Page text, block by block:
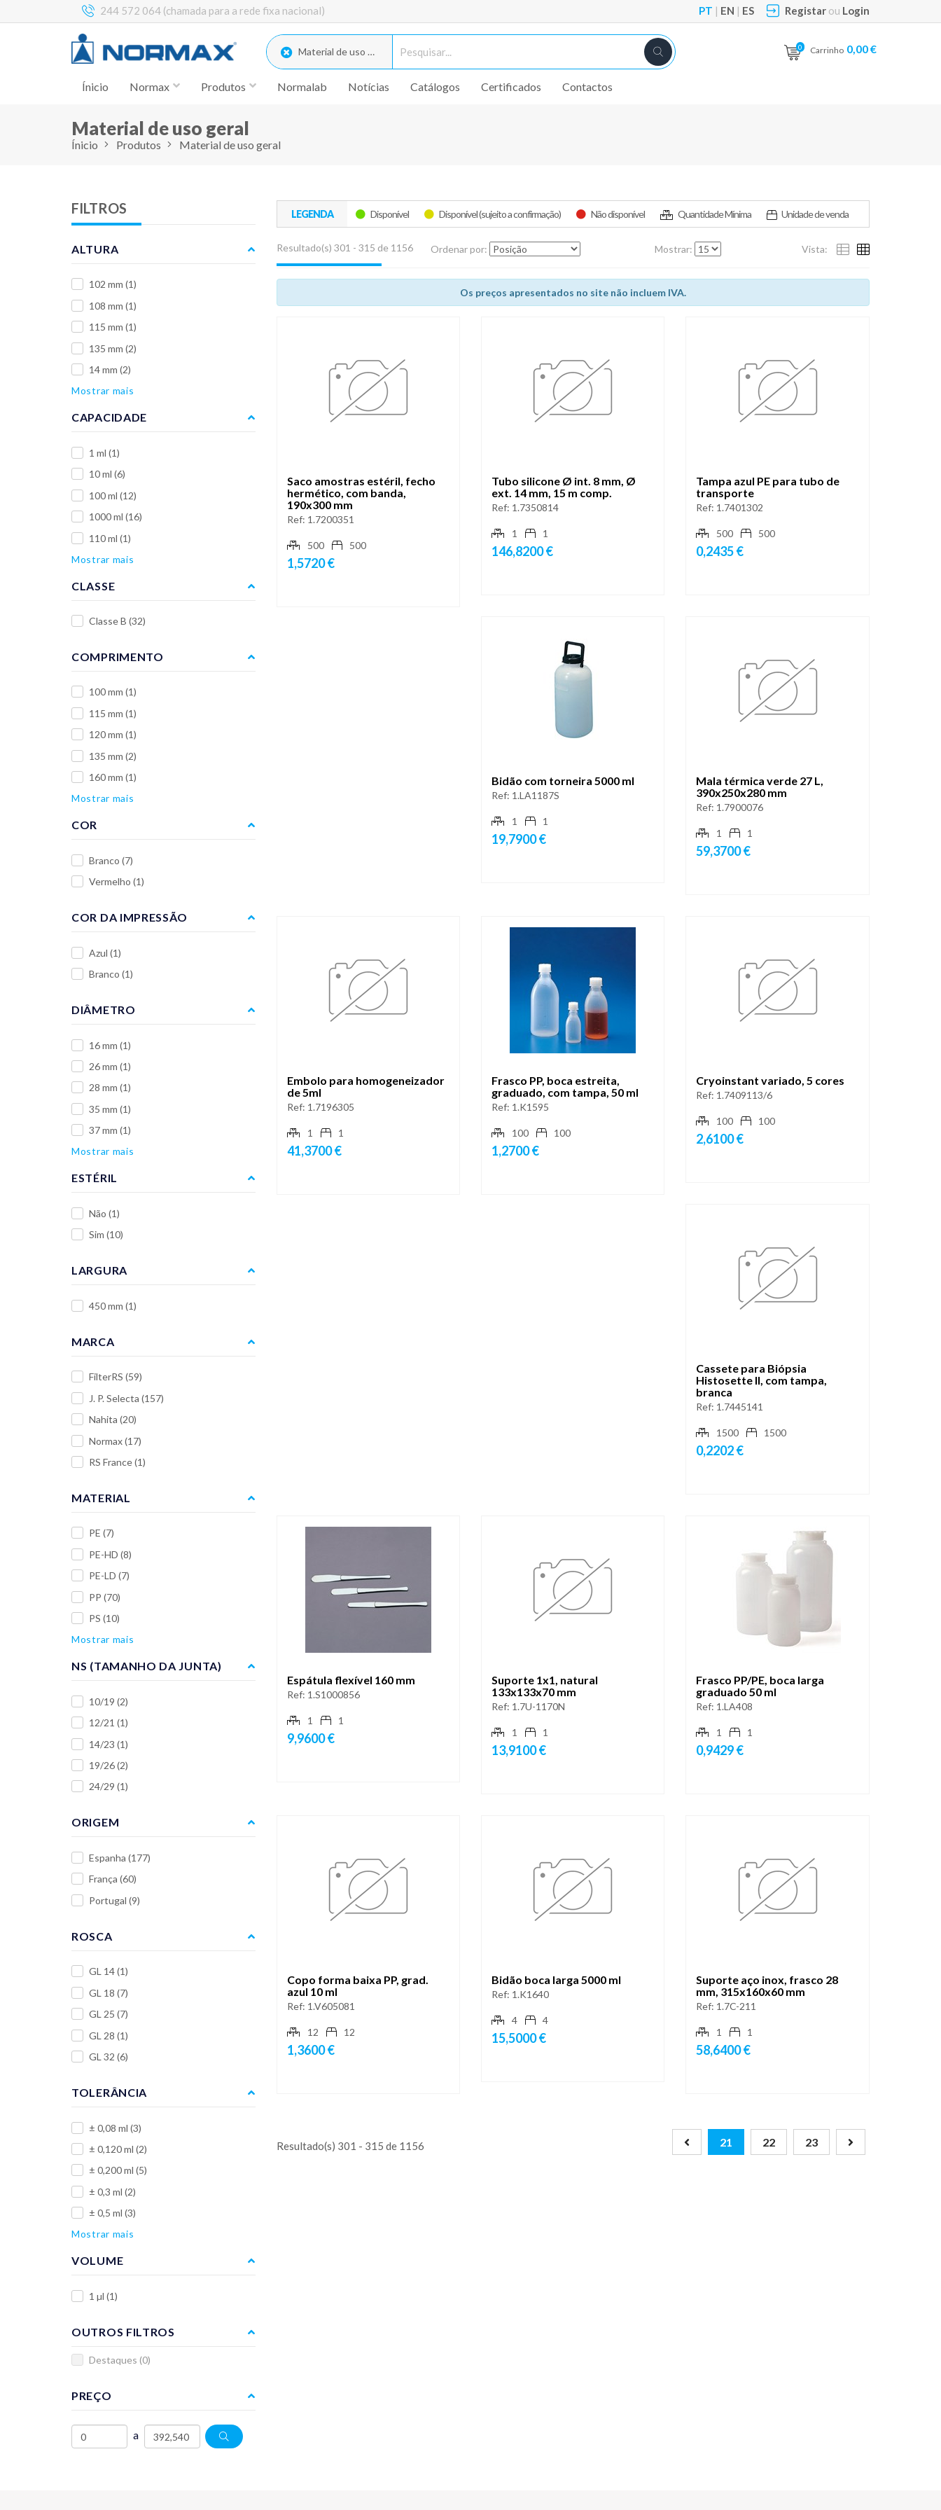
244 572 064 (chamada para a rede fixa nacional) PT | EN | ES Registar ou Login
0 Carrinho 0,00 €
Material de uso geral
Ínicio Normax Produtos Normalab Notícias Catálogos Certificados Contactos
Material de uso geral
Ínicio Produtos Material de uso geral
LEGENDA Disponível Disponível (sujeito a confirmação) Não disponível Quantidade Mínima Unidade de venda
Resultado(s) 301 - 315 de 1156 Ordenar por: Mostrar: Vista:
Os preços apresentados no site não incluem IVA.
Saco amostras estéril, fecho
hermético, com banda,
190x300 mm
Ref: 1.7200351
500 500
1,5720 €
Tubo silicone Ø int. 8 mm, Ø
ext. 14 mm, 15 m comp.
Ref: 1.7350814
1 1
146,8200 €
Tampa azul PE para tubo de
transporte
Ref: 1.7401302
500 500
0,2435 €
Bidão com torneira 5000 ml
Ref: 1.LA1187S
1 1
19,7900 €
Mala térmica verde 27 L,
390x250x280 mm
Ref: 1.7900076
1 1
59,3700 €
Embolo para homogeneizador
de 5ml
Ref: 1.7196305
1 1
41,3700 €
Frasco PP, boca estreita,
graduado, com tampa, 50 ml
Ref: 1.K1595
100 100
1,2700 €
Cryoinstant variado, 5 cores
Ref: 1.7409113/6
100 100
2,6100 €
Cassete para Biópsia
Histosette II, com tampa,
branca
Ref: 1.7445141
1500 1500
0,2202 €
Espátula flexível 160 mm
Ref: 1.S1000856
1 1
9,9600 €
Suporte 1x1, natural
133x133x70 mm
Ref: 1.7U-1170N
1 1
13,9100 €
Frasco PP/PE, boca larga
graduado 50 ml
Ref: 1.LA408
1 1
0,9429 €
Copo forma baixa PP, grad.
azul 10 ml
Ref: 1.V605081
12 12
1,3600 €
Bidão boca larga 5000 ml
Ref: 1.K1640
4 4
15,5000 €
Suporte aço inox, frasco 28
mm, 315x160x60 mm
Ref: 1.7C-211
1 1
58,6400 €
Resultado(s) 301 - 315 de 1156 21 22 23
FILTROS
ALTURA
102 mm (1)
108 mm (1)
115 mm (1)
135 mm (2)
14 mm (2)
Mostrar mais
CAPACIDADE
1 ml (1)
10 ml (6)
100 ml (12)
1000 ml (16)
110 ml (1)
Mostrar mais
CLASSE
Classe B (32)
COMPRIMENTO
100 mm (1)
115 mm (1)
120 mm (1)
135 mm (2)
160 mm (1)
Mostrar mais
COR
Branco (7)
Vermelho (1)
COR DA IMPRESSÃO
Azul (1)
Branco (1)
DIÂMETRO
16 mm (1)
26 mm (1)
28 mm (1)
35 mm (1)
37 mm (1)
Mostrar mais
ESTÉRIL
Não (1)
Sim (10)
LARGURA
450 mm (1)
MARCA
FilterRS (59)
J. P. Selecta (157)
Nahita (20)
Normax(17)
RS France(1)
MATERIAL
PE (7)
PE-HD (8)
PE-LD (7)
PP (70)
PS (10)
Mostrar mais
NS (TAMANHO DA JUNTA)
10/19 (2)
12/21 (1)
14/23 (1)
19/26(2)
24/29 (1)
ORIGEM
Espanha (177)
França (60)
Portugal (9)
ROSCA
GL 14(1)
GL 18 (7)
GL 25 (7)
GL 28 (1)
GL 32 (6)
TOLERÂNCIA
± 0,08 ml (3)
± 0,120 ml (2)
± 0,200 ml (5)
± 0,3 ml (2)
± 0,5 ml (3)
Mostrar mais
VOLUME
1 µl (1)
OUTROS FILTROS
Destaques (0)
PREÇO
a